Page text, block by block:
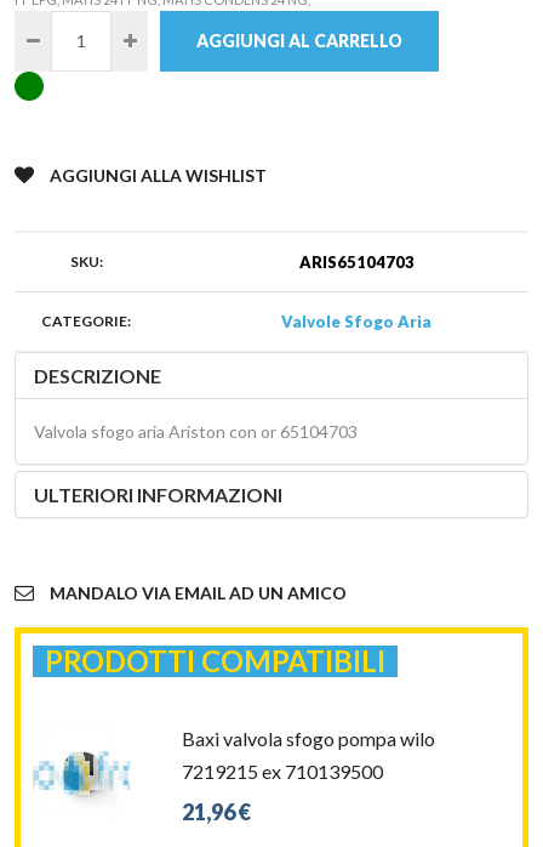
AGGIUNGI AL CARRELLO
AGGIUNGI ALLA WISHLIST
SKU: ARIS65104703
CATEGORIE: Valvole Sfogo Aria
DESCRIZIONE
Valvola sfogo aria Ariston con or 65104703
ULTERIORI INFORMAZIONI
MANDALO VIA EMAIL AD UN AMICO
PRODOTTI COMPATIBILI
Baxi valvola sfogo pompa wilo
7219215 ex 710139500
21,96 €